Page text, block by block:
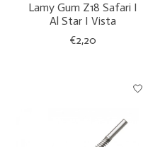
Lamy Gum Z18 Safari I
Al Star I Vista
€2,20